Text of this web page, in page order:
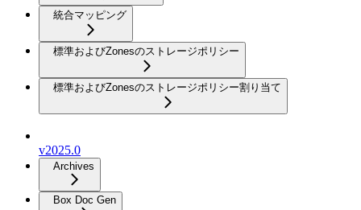
統合マッピング
標準およびZonesのストレージポリシー
標準およびZonesのストレージポリシー割り当て
v2025.0
Archives
Box Doc Gen